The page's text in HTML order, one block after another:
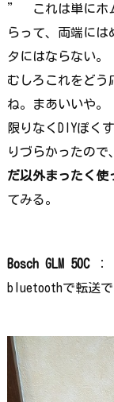
” これは単にホ
らって、両端に
タにはならない。
むしろこれをどう
ね。まあいいや。
限りなくDIYぽく
りづらかったので
だ以外まったく使
てみる。
Bosch GLM 50C：
bluetoothで転送で